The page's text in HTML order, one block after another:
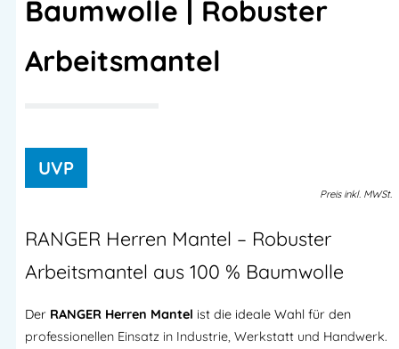
Baumwolle | Robuster
Arbeitsmantel
Preis inkl. MWSt.
RANGER Herren Mantel – Robuster
Arbeitsmantel aus 100 % Baumwolle
Der RANGER Herren Mantel ist die ideale Wahl für den
professionellen Einsatz in Industrie, Werkstatt und Handwerk.